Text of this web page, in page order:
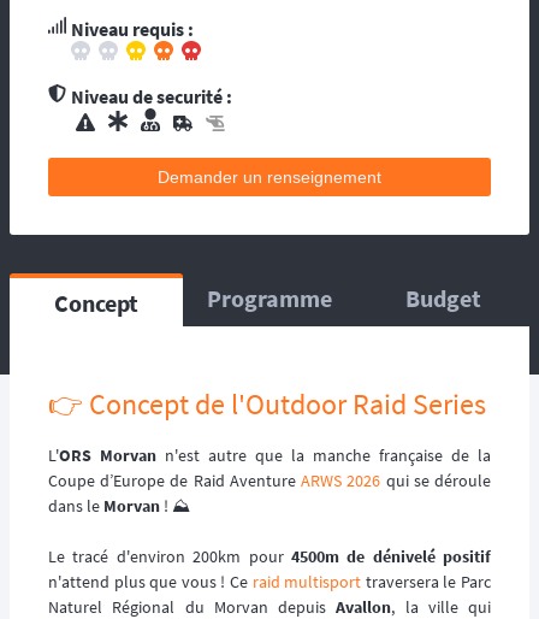
Niveau requis :
Niveau de securité :
course. La balise satellitaire est fortement
conseillée pour les accidents qui pourraient
survenir en dehors du tracé, ou les égarés.
L’organisation dispose d’au moins une
ambulance et/ou véhicule médicalisé à
poste ainsi que des médecins et équipes
médicales qui se répartissent sur le circuit,
L’organisation dispose d’hélicoptère(s),
ainsi que des médecins et équipes médicales
qui se répartissent sur le circuit, ou suivent la
Demander un renseignement
Concept Programme Budget
👉 Concept de l'Outdoor Raid Series
L'ORS Morvan n'est autre que la manche française de la
Coupe d’Europe de Raid AventureARWS 2026 qui se déroule
dans le Morvan ! ⛰️
Le tracé d'environ 200km pour 4500m de dénivelé positif
n'attend plus que vous ! Ce raid multisport traversera le Parc
Naturel Régional du Morvan depuisAvallon, la ville qui